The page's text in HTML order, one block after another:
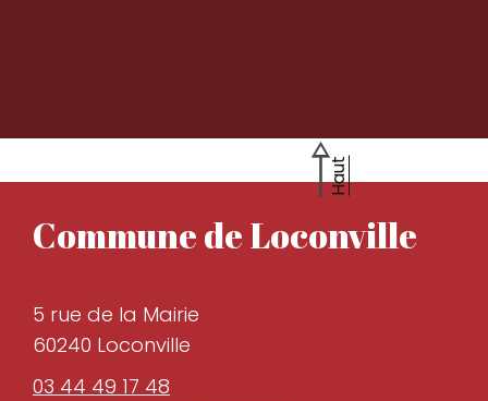
Commune de Loconville
5 rue de la Mairie
60240 Loconville
03 44 49 17 48
Haut